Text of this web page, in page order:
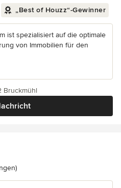
„Best of Houzz“-Gewinner
ist spezialisiert auf die optimale
von Immobilien für den
Bruckmühl
5 von 5 Sternen